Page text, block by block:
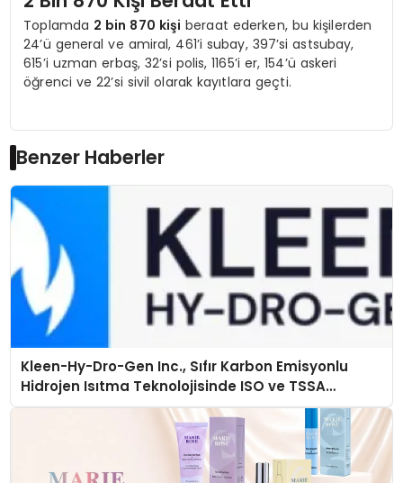
Toplamda 2 bin 870 kişi beraat ederken, bu kişilerden
24’ü general ve amiral, 461’i subay, 397’si astsubay,
615’i uzman erbaş, 32’si polis, 1165’i er, 154’ü askeri
öğrenci ve 22’si sivil olarak kayıtlara geçti.
Benzer Haberler
Kleen-Hy-Dro-Gen Inc., Sıfır Karbon Emisyonlu
Hidrojen Isıtma Teknolojisinde ISO ve TSSA
Düzenleyici Onaylarını Aldı